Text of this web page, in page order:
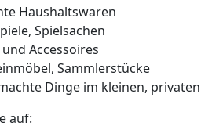
Haushaltswaren
Spielsachen
Accessoires
Sammlerstücke
Dinge im kleinen,
auf: